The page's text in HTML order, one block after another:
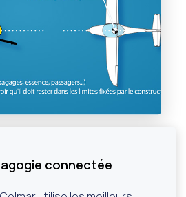
connectée